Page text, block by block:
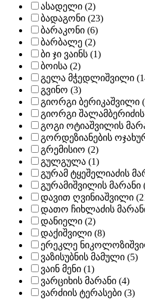
ასადელი (2)
ბადაგონი (23)
ბარაკონი (6)
ბარბალე (2)
ბი ჯი ვაინს (1)
ბოისა (2)
გელა მჭედლიშვილი
გვინო (3)
გიორგი ბერიკაშვილი
გიორგი შალამბერიძის
გოგი ოტიაშვილის
გორდეზიანების
გრემისიო (2)
გულგულა (1)
გურამ ტყეშელიაძის
გურამიშვილის მარანი
დავით ღვინიაშვილი
დათო ჩიხლაძის
დანიელი (2)
დაქიშვილი (8)
ერეკლე
ვაზისუბნის მამული (5)
ვაინ მენი (1)
ვარციხის მარანი (4)
ვარძიის ტერასები (3)